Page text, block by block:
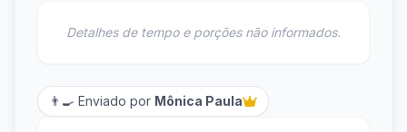
Detalhes de tempo e porções não informados.
👨‍🍳 Enviado por Mônica Paula